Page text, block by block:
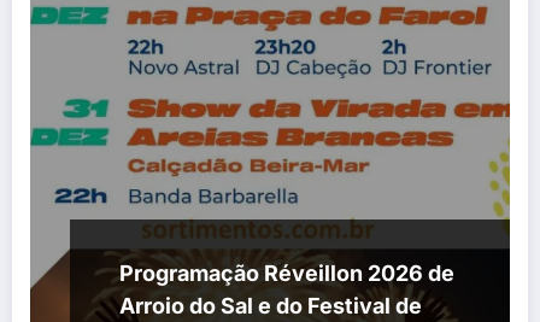
Programação Réveillon 2026 de
Arroio do Sal e do Festival de